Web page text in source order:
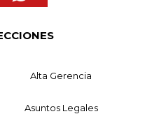
Alta Gerencia
Asuntos Legales